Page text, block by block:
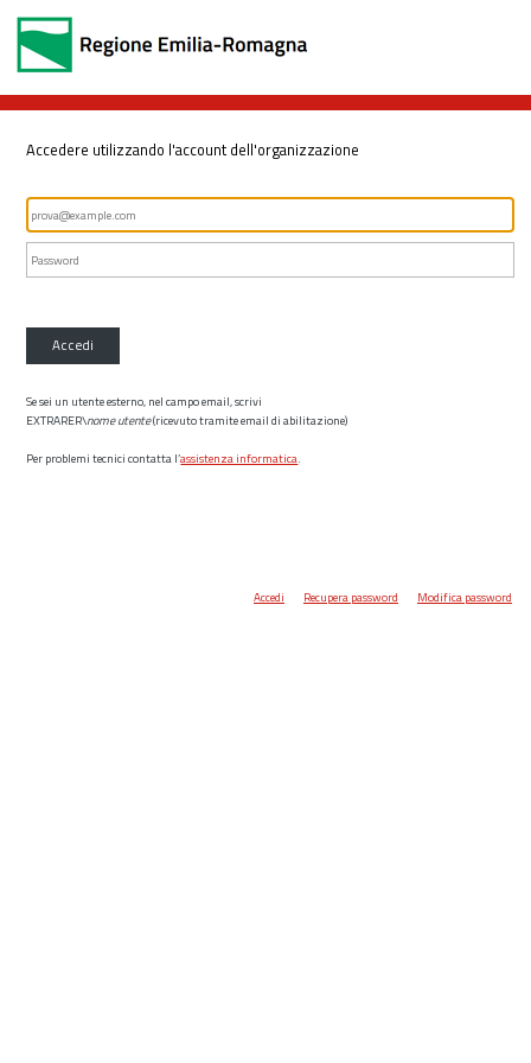
Accedere utilizzando l'account dell'organizzazione
Accedi
Se sei un utente esterno, nel campo email, scrivi
EXTRARER\nome utente(ricevuto tramite email di abilitazione)
Per problemi tecnici contatta l’assistenza informatica.
Accedi Recupera password Modifica password